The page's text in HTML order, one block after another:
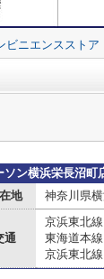
ビニエンスストア
ソン横浜栄長沼町
地
神奈川県
通
京浜東北
東海道本
京浜東北